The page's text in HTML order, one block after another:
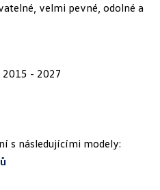
velmi pevné, odolné a
- 2027
s následujícími modely: